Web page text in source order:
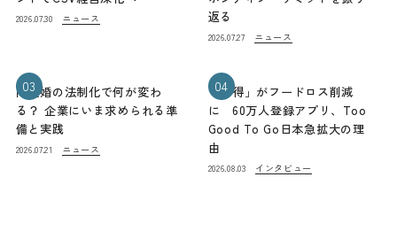
2026.07.30 ニュース
返る
2026.07.27 ニュース
03
同性婚の法制化で何が変わ
る？ 企業にいま求められる準
備と実践
2026.07.21 ニュース
04
「お得」がフードロス削減
に 60万人登録アプリ、Too
Good To Go日本急拡大の理
由
2026.08.03 インタビュー